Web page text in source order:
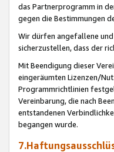
das Partnerprogramm in
gegen die Bestimmungen
Wir dürfen angefallene
sicherzustellen, dass der
Mit Beendigung dieser
eingeräumten Lizenzen/
Programmrichtlinien
Vereinbarung, die nach
entstandenen
begangen wurde.